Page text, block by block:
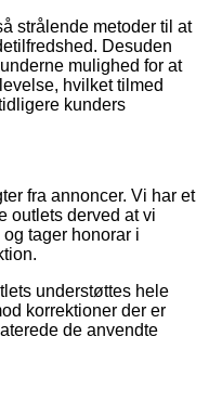
strålende metoder til at
Desuden
mulighed for at
hvilket tilmed
kunders
fra annoncer. Vi har et
outlets derved at vi
tager honorar i
understøttes hele
korrektioner der er
de anvendte